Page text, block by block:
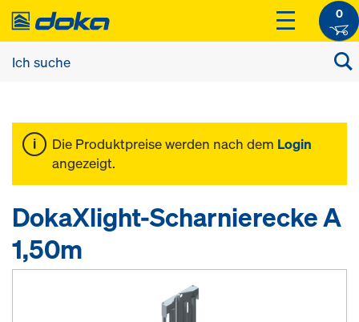
0
Die Produktpreise werden nach dem Login
angezeigt.
DokaXlight-Scharnierecke A
1,50m